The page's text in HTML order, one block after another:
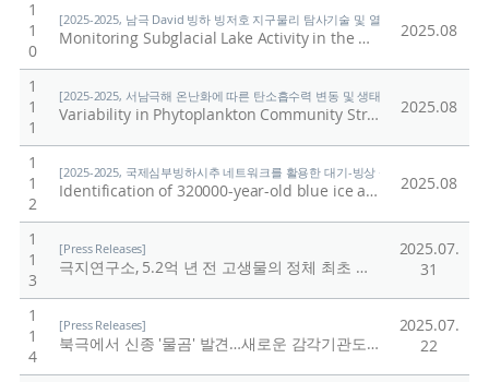
1
1
0
[2025-2025, 남극 David 빙하 빙저호 지구물리 탐사기술 및 열수시추 기술개발
Monitoring Subglacial Lake Activity in the David Glacier Region, East Antarctica, Using a DInSAR Displacement Integration Approach 2025.08
1
1
1
[2025-2025, 서남극해 온난화에 따른 탄소흡수력 변동 및 생태계 반응 연구 (25-
Variability in Phytoplankton Community Structure and Primary Productivity in Antarctic Coastal Waters 2025.08
1
1
2
[2025-2025, 국제심부빙하시추 네트워크를 활용한 대기-빙상 상호작용의 자연적·
Identification of 320000-year-old blue ice at the surface of the Elephant Moraine region, East Antarctica 2025.08
1
1
3
[Press Releases]
극지연구소, 5.2억 년 전 고생물의 정체 최초 입증 극지연구
2025.07.
31
1
1
4
[Press Releases]
북극에서 신종 '물곰' 발견…새로운 감각기관도 확인 극지연
2025.07.
22